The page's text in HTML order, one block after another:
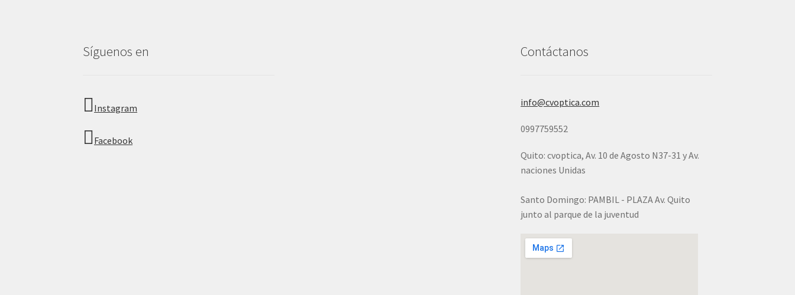
Síguenos en
Instagram
Facebook
Contáctanos
info@cvoptica.com
0997759552
Quito: cvoptica, Av. 10 de Agosto N37-31 y Av.
naciones Unidas
Santo Domingo: PAMBIL - PLAZA Av. Quito
junto al parque de la juventud